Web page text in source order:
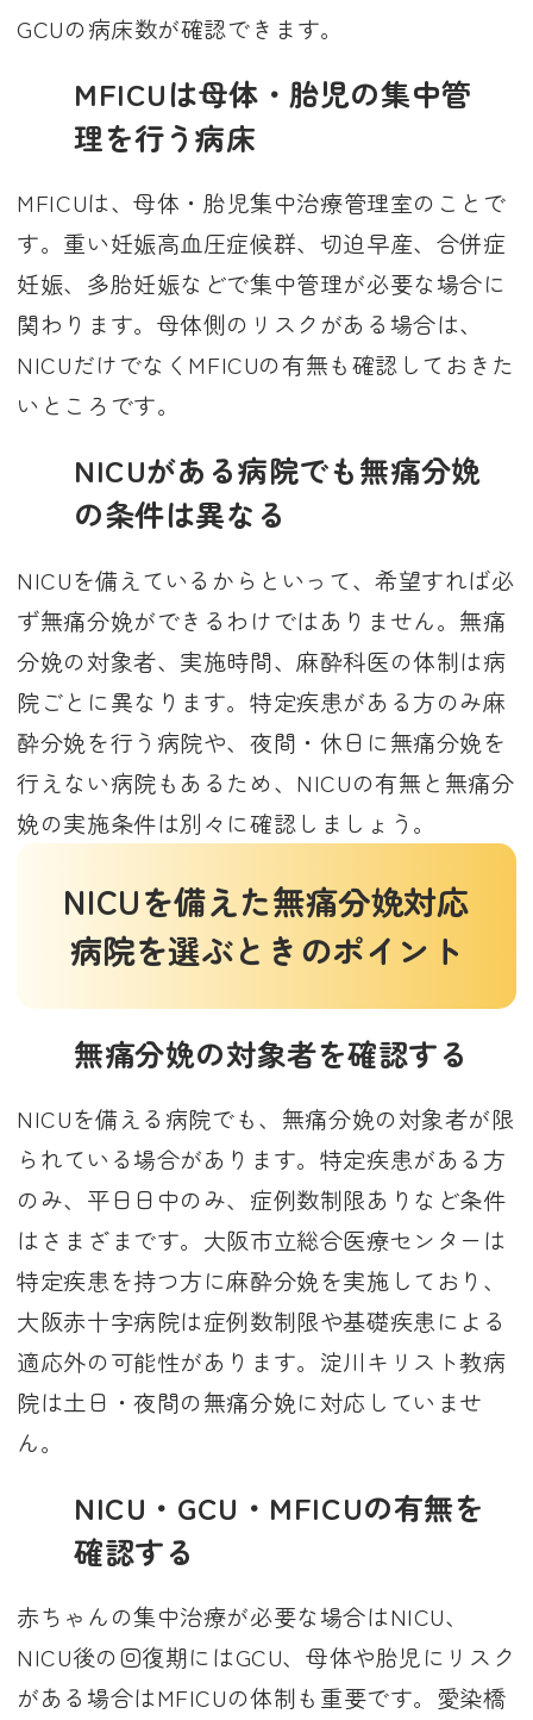
GCUの病床数が確認できます。
MFICUは母体・胎児の集中管
理を行う病床
MFICUは、母体・胎児集中治療管理室のことで
す。重い妊娠高血圧症候群、切迫早産、合併症
妊娠、多胎妊娠などで集中管理が必要な場合に
関わります。母体側のリスクがある場合は、
NICUだけでなくMFICUの有無も確認しておきた
いところです。
NICUがある病院でも無痛分娩
の条件は異なる
NICUを備えているからといって、希望すれば必
ず無痛分娩ができるわけではありません。無痛
分娩の対象者、実施時間、麻酔科医の体制は病
院ごとに異なります。特定疾患がある方のみ麻
酔分娩を行う病院や、夜間・休日に無痛分娩を
行えない病院もあるため、NICUの有無と無痛分
娩の実施条件は別々に確認しましょう。
NICUを備えた無痛分娩対応
病院を選ぶときのポイント
無痛分娩の対象者を確認する
NICUを備える病院でも、無痛分娩の対象者が限
られている場合があります。特定疾患がある方
のみ、平日日中のみ、症例数制限ありなど条件
はさまざまです。大阪市立総合医療センターは
特定疾患を持つ方に麻酔分娩を実施しており、
大阪赤十字病院は症例数制限や基礎疾患による
適応外の可能性があります。淀川キリスト教病
院は土日・夜間の無痛分娩に対応していませ
ん。
NICU・GCU・MFICUの有無を
確認する
赤ちゃんの集中治療が必要な場合はNICU、
NICU後の回復期にはGCU、母体や胎児にリスク
がある場合はMFICUの体制も重要です。愛染橋